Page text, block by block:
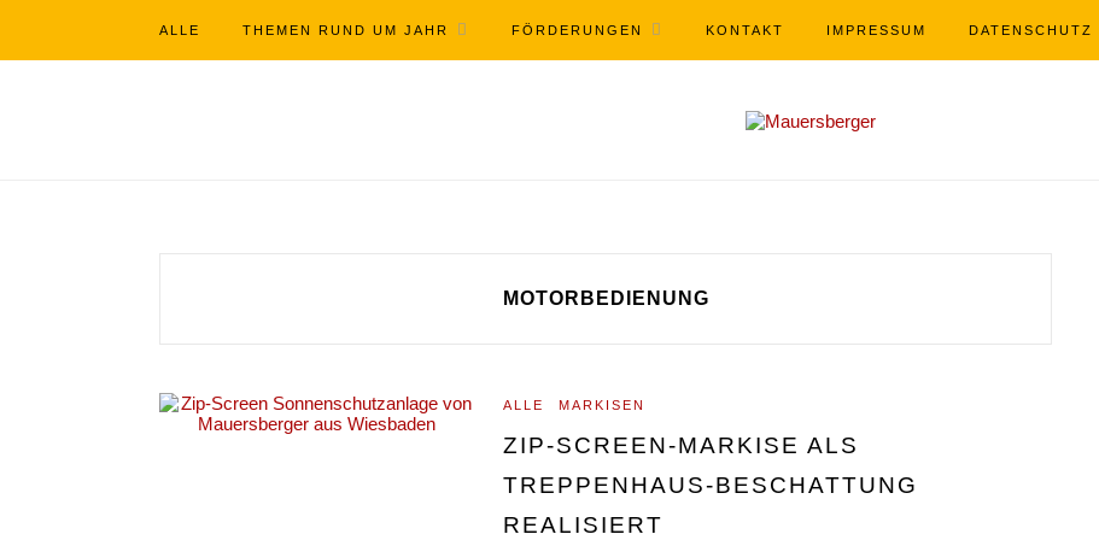
ALLE THEMEN RUND UM JAHR FÖRDERUNGEN KONTAKT IMPRESSUM DATENSCHUTZ
MOTORBEDIENUNG
ALLE MARKISEN
ZIP-SCREEN-MARKISE ALS
TREPPENHAUS-BESCHATTUNG
REALISIERT